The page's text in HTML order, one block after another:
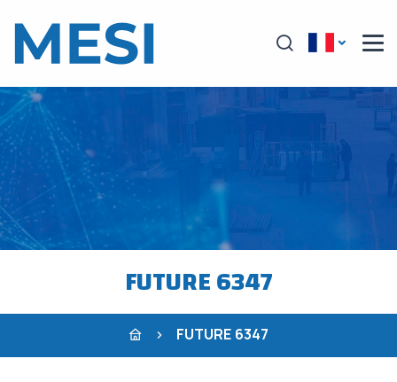
FUTURE 6347
FUTURE 6347